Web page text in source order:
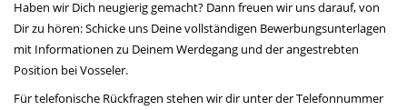
Haben wir Dich neugierig gemacht? Dann freuen wir uns darauf, von
Dir zu hören: Schicke uns Deine vollständigen Bewerbungsunterlagen
mit Informationen zu Deinem Werdegang und der angestrebten
Position bei Vosseler.
Für telefonische Rückfragen stehen wir dir unter der Telefonnummer